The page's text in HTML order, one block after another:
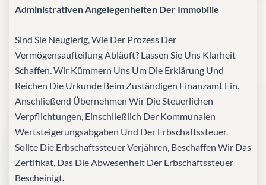
Administrativen Angelegenheiten Der Immobilie
Sind Sie Neugierig, Wie Der Prozess Der
Vermögensaufteilung Abläuft? Lassen Sie Uns Klarheit
Schaffen. Wir Kümmern Uns Um Die Erklärung Und
Reichen Die Urkunde Beim Zuständigen Finanzamt Ein.
Anschließend Übernehmen Wir Die Steuerlichen
Verpflichtungen, Einschließlich Der Kommunalen
Wertsteigerungsabgaben Und Der Erbschaftssteuer.
Sollte Die Erbschaftssteuer Verjähren, Beschaffen Wir Das
Zertifikat, Das Die Abwesenheit Der Erbschaftssteuer
Bescheinigt.